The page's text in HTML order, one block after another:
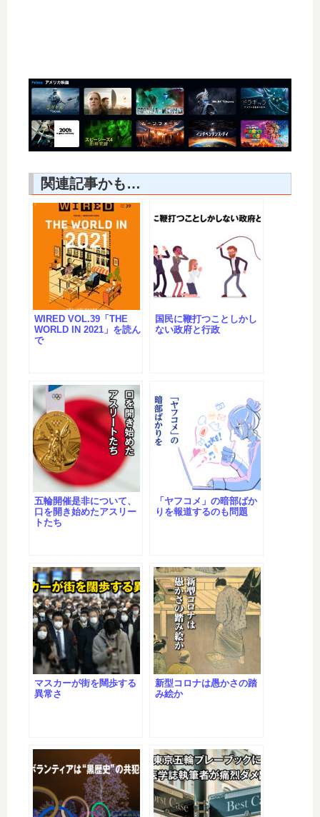
関連記事かも…
WIRED VOL.39「THE
WORLD IN 2021」を読ん
で
国民に鞭打つことしかし
ない政府と行政
五輪開催是非について、
口を開き始めたアスリー
トたち
「ヤフコメ」の暗部ばか
りを報道するのも問題
マスカーが街を闊歩する
異常さ
新型コロナは愚かさの踏
み絵か